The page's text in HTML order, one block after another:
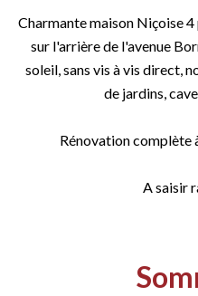
Charmante maison Niçoise
sur l'arrière de l'avenue
soleil, sans vis à vis direct,
de jardins,
Rénovation complète
A saisir